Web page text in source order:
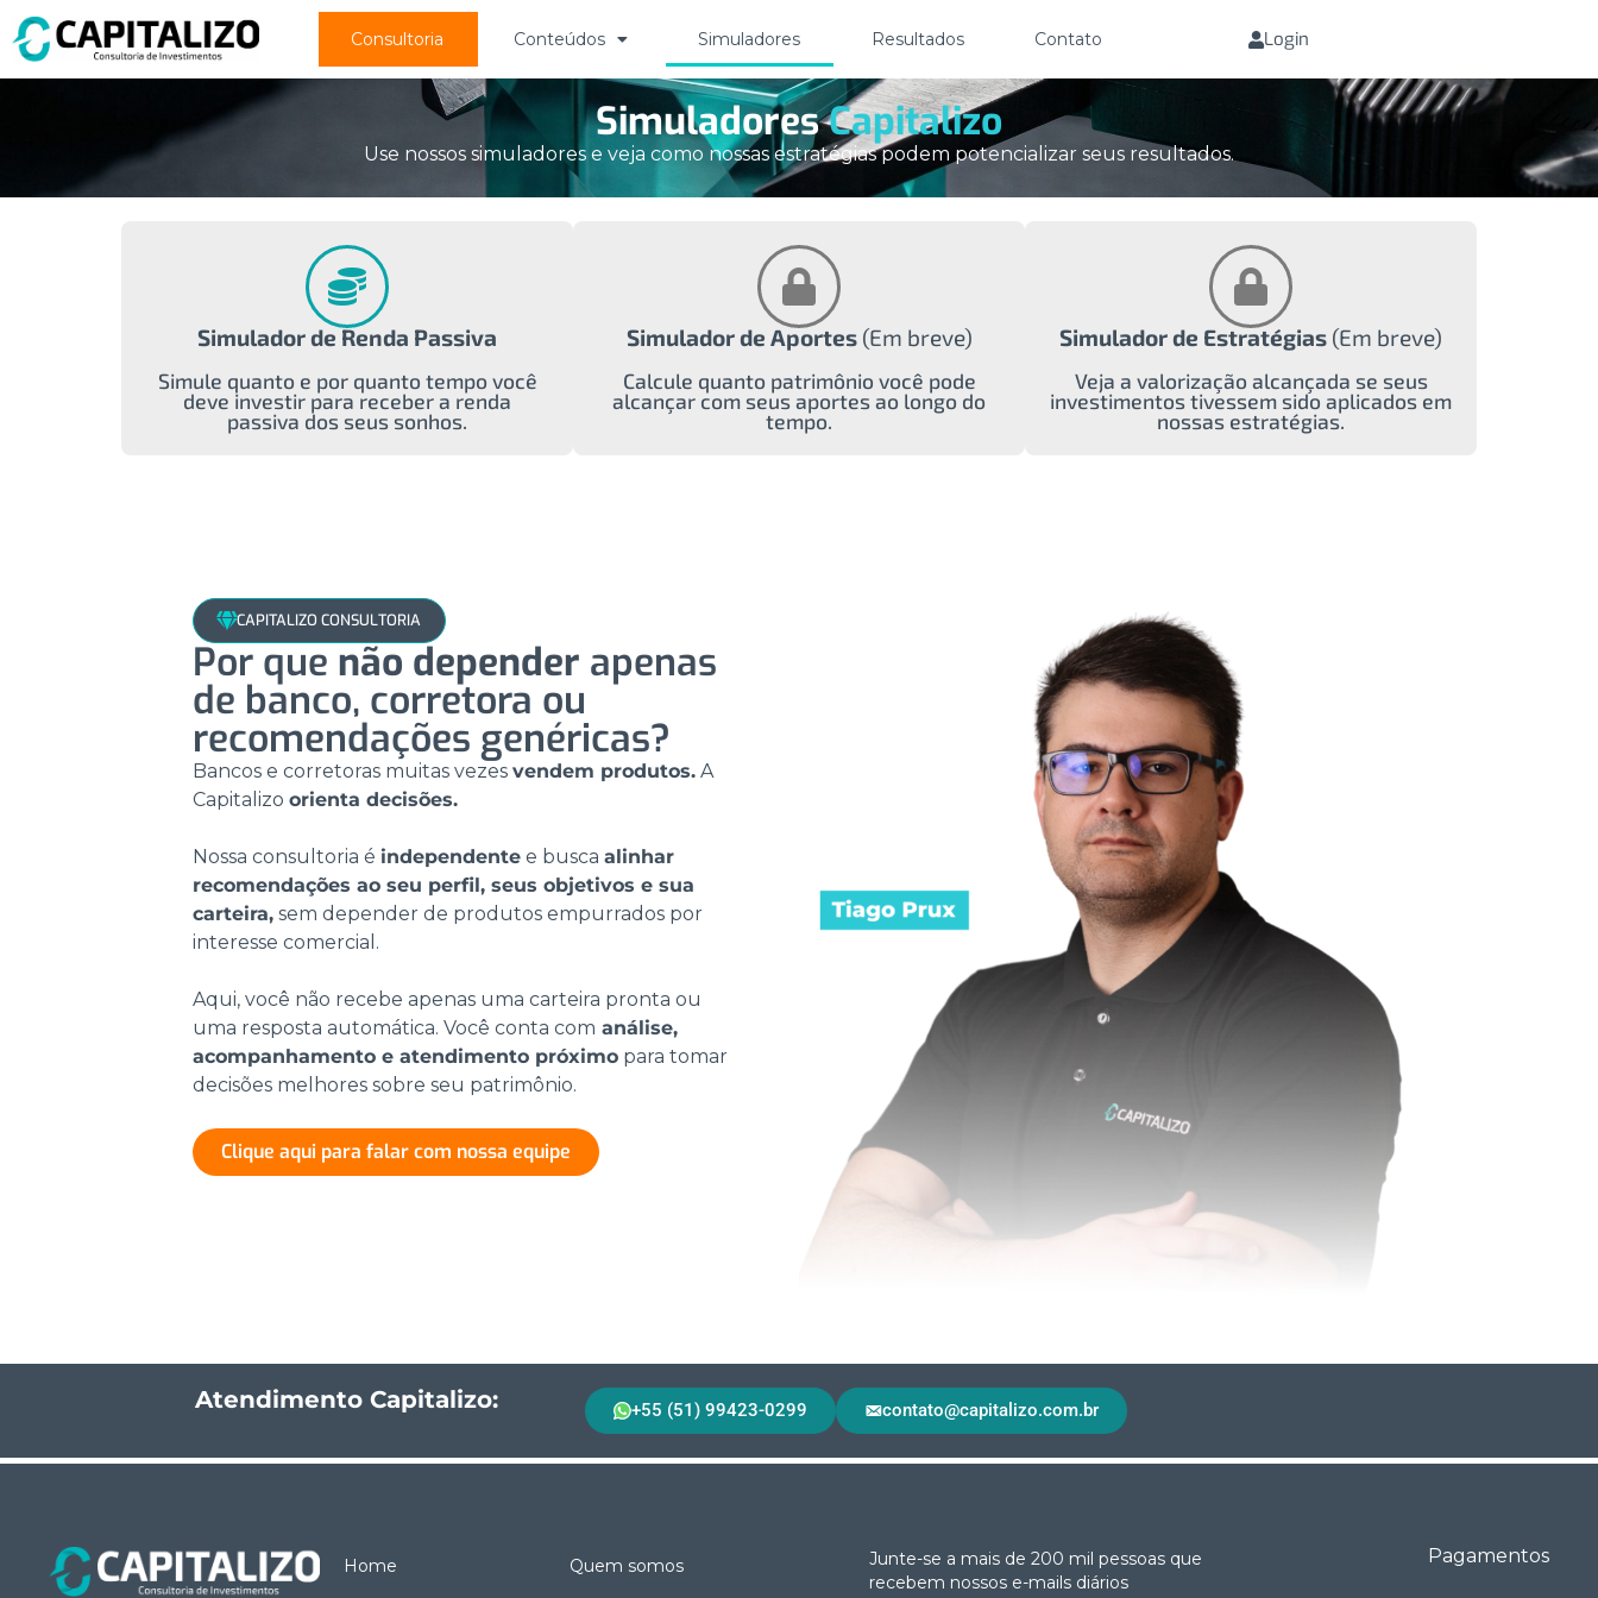
Consultoria Conteúdos Simuladores Resultados Contato Login
SimuladoresCapitalizo
Use nossos simuladores e veja como nossas estratégias podem potencializar seus resultados.
Simulador de Renda Passiva
Simule quanto e por quanto tempo você
deve investir para receber a renda
passiva dos seus sonhos.
Simulador de Aportes (Em breve)
Calcule quanto patrimônio você pode
alcançar com seus aportes ao longo do
tempo.
Simulador de Estratégias (Em breve)
Veja a valorização alcançada se seus
investimentos tivessem sido aplicados em
nossas estratégias.
CAPITALIZO CONSULTORIA
Por que não depender apenas
de banco, corretora ou
recomendações genéricas?
Bancos e corretoras muitas vezes vendem produtos. A
Capitalizo orienta decisões.
Nossa consultoria é independente e busca alinhar
recomendações ao seu perfil, seus objetivos e sua
carteira, sem depender de produtos empurrados por
interesse comercial.
Aqui, você não recebe apenas uma carteira pronta ou
uma resposta automática. Você conta com análise,
acompanhamento e atendimento próximo para tomar
decisões melhores sobre seu patrimônio.
Clique aqui para falar com nossa equipe
Atendimento Capitalizo: +55 (51) 99423-0299 contato@capitalizo.com.br
Home Quem somos
Junte-se a mais de 200 mil pessoas que
recebem nossos e-mails diários
Pagamentos